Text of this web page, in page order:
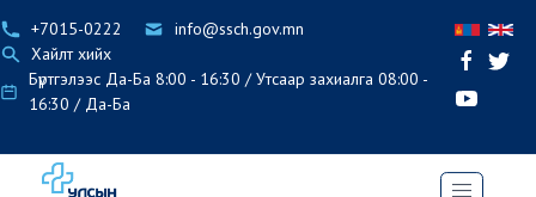
+7015-0222
info@ssch.gov.mn
Хайлт хийх
Бүртгэлээс Да-Ба 8:00 - 16:30 / Утсаар захиалга 08:00 -
16:30 / Да-Ба